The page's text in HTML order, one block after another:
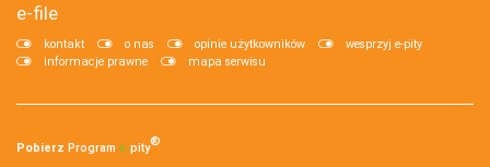
e-file
kontakt o nas opinie użytkowników
wesprzyj e-pity
informacje prawne
mapa serwisu
Pobierz Program e‑pity®